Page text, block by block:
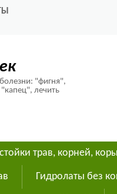
"фигня",
лечить
трав, корней, коры
Гидролаты без